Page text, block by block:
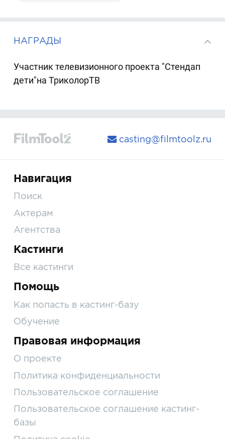
НАГРАДЫ
Участник телевизионного проекта "Стендап
дети"на ТриколорТВ
casting@filmtoolz.ru
Навигация
Поиск
Актерам
Агентства
Кастинги
Все кастинги
Помощь
Как попасть в кастинг-базу
Обучение
Правовая информация
О проекте
Политика конфиденциальности
Пользовательское соглашение
Пользовательское соглашение кастинг-
базы